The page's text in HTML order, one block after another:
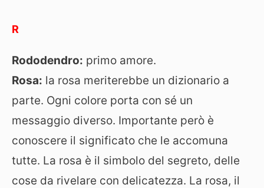
R
Rododendro: primo amore.
Rosa: la rosa meriterebbe un dizionario a
parte. Ogni colore porta con sé un
messaggio diverso. Importante però è
conoscere il significato che le accomuna
tutte. La rosa è il simbolo del segreto, delle
cose da rivelare con delicatezza. La rosa, il